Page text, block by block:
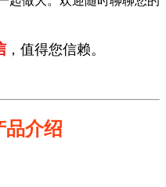
，值得您信赖。
品介绍